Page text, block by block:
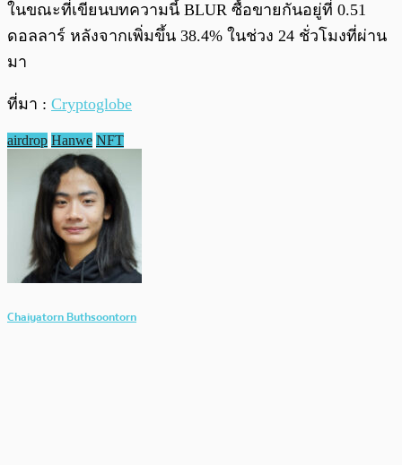
ในขณะที่เขียนบทความนี้ BLUR ซื้อขายกันอยู่ที่ 0.51
ดอลลาร์ หลังจากเพิ่มขึ้น 38.4% ในช่วง 24 ชั่วโมงที่ผ่าน
มา
ที่มา : Cryptoglobe
airdrop Hanwe NFT
Chaiyatorn Buthsoontorn